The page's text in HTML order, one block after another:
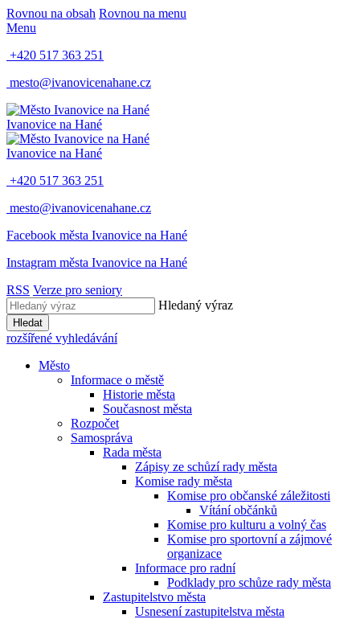
Rovnou na obsah Rovnou na menu
Menu
+420 517 363 251
mesto@ivanovicenahane.cz
Ivanovice na Hané
Ivanovice na Hané
+420 517 363 251
mesto@ivanovicenahane.cz
Facebook města Ivanovice na Hané
Instagram města Ivanovice na Hané
RSS Verze pro seniory
Hledaný výraz
Hledat
rozšířené vyhledávání
Město
Informace o městě
Historie města
Současnost města
Rozpočet
Samospráva
Rada města
Zápisy ze schůzí rady města
Komise rady města
Komise pro občanské záležitosti
Vítání občánků
Komise pro kulturu a volný čas
Komise pro sportovní a zájmové
organizace
Informace pro radní
Podklady pro schůze rady města
Zastupitelstvo města
Usnesení zastupitelstva města